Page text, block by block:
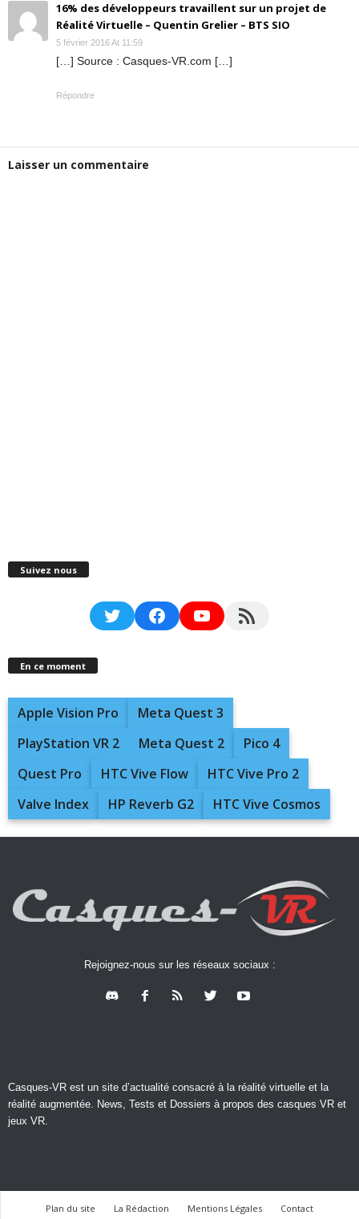
16% des développeurs travaillent sur un projet de
Réalité Virtuelle – Quentin Grelier – BTS SIO
5 février 2016 At 11:59
[…] Source : Casques-VR.com […]
Répondre
Laisser un commentaire
Suivez nous
TwitterFacebookYouTubeRSS Feed
En ce moment
Apple Vision Pro
Meta Quest 3
PlayStation VR 2
Meta Quest 2
Pico 4
Quest Pro
HTC Vive Flow
HTC Vive Pro 2
Valve Index
HP Reverb G2 HTC Vive Cosmos
Rejoignez-nous sur les réseaux sociaux :
Casques-VR est un site d’actualité consacré à la réalité virtuelle et la
réalité augmentée. News, Tests et Dossiers à propos des casques VR et
jeux VR.
Plan du site La Rédaction Mentions Légales Contact